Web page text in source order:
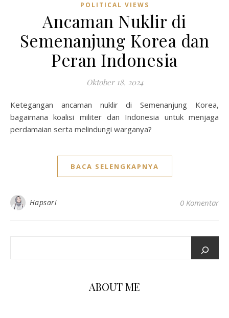
POLITICAL VIEWS
Ancaman Nuklir di
Semenanjung Korea dan
Peran Indonesia
Oktober 18, 2024
Ketegangan ancaman nuklir di Semenanjung Korea,
bagaimana koalisi militer dan Indonesia untuk menjaga
perdamaian serta melindungi warganya?
BACA SELENGKAPNYA
Hapsari 0 Komentar
ABOUT ME